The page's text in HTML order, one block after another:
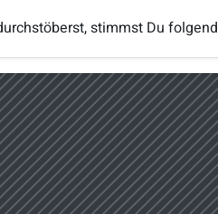
eSports
stimmst Du